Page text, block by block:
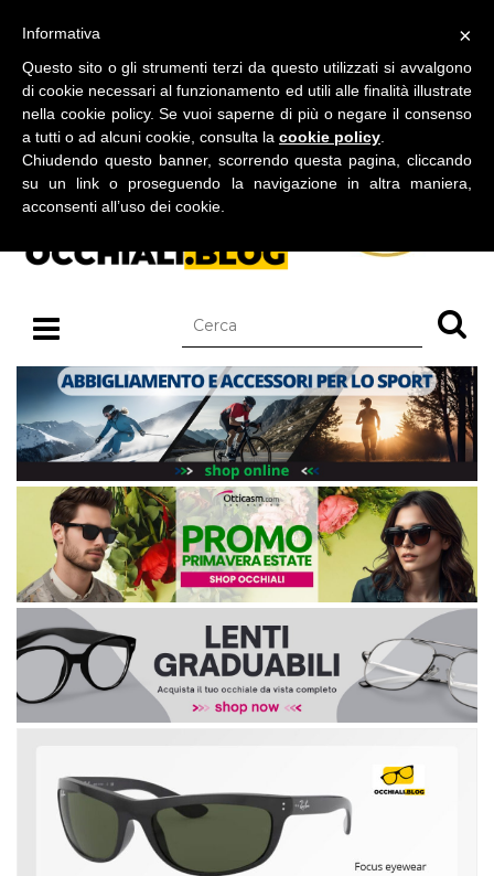
BLOG SU OCCHIALI DA SOLE E OCCHIALI DA VISTA
×
Informativa
Questo sito o gli strumenti terzi da questo utilizzati si avvalgono
di cookie necessari al funzionamento ed utili alle finalità illustrate
nella cookie policy. Se vuoi saperne di più o negare il consenso
a tutti o ad alcuni cookie, consulta la cookie policy
Chiudendo questo banner, scorrendo questa pagina, cliccando
su un link o proseguendo la navigazione in altra maniera,
acconsenti all’uso dei cookie.